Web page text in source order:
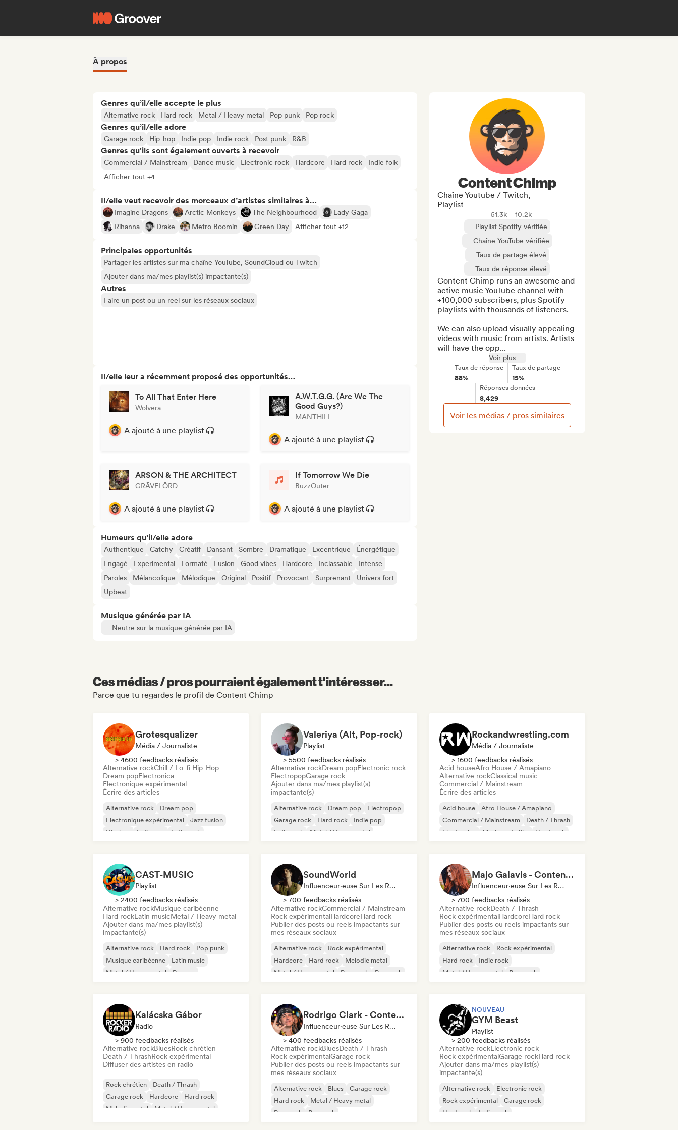
À propos
Genres qu’il/elle accepte le plus
Alternative rock Hard rock Metal / Heavy metal Pop punk Pop rock
Genres qu’il/elle adore
Garage rock Hip-hop Indie pop Indie rock Post punk R&B
Genres qu'ils sont également ouverts à recevoir
Commercial / Mainstream Dance music Electronic rock Hardcore Hard rock
Indie folk
Afficher tout +4
Il/elle veut recevoir des morceaux d’artistes similaires à…
Imagine Dragons Arctic Monkeys The Neighbourhood
Lady Gaga
Rihanna
Drake Metro Boomin Green Day Afficher tout +12
Principales opportunités
Partager les artistes sur ma chaîne YouTube, SoundCloud ou Twitch
Ajouter dans ma/mes playlist(s) impactante(s)
Autres
Faire un post ou un reel sur les réseaux sociaux
Il/elle leur a récemment proposé des opportunités…
To All That Enter Here
Wolvera
A ajouté à une playlist
A.W.T.G.G. (Are We The
Good Guys?)
MANTHILL
A ajouté à une playlist
ARSON & THE ARCHITECT
GRĀVELŌRD
A ajouté à une playlist
If Tomorrow We Die
BuzzOuter
A ajouté à une playlist
Humeurs qu’il/elle adore
Authentique Catchy Créatif Dansant Sombre Dramatique Excentrique
Énergétique
Engagé
Experimental Formaté Fusion Good vibes Hardcore Inclassable
Intense
Paroles
Mélancolique Mélodique Original Positif Provocant Surprenant
Univers fort
Upbeat
Musique générée par IA
Neutre sur la musique générée par IA
Content Chimp
Chaîne Youtube / Twitch,
Playlist
51.3k
10.2k
Playlist Spotify vérifiée
Chaîne YouTube vérifiée
Taux de partage élevé
Taux de réponse élevé
Content Chimp runs an awesome and
active music YouTube channel with
+100,000 subscribers, plus Spotify
playlists with thousands of listeners.
We can also upload visually appealing
videos with music from artists. Artists
will have the opp...
Voir plus
Taux de réponse
88%
Taux de partage
15%
Réponses données
8,429
Voir les médias / pros similaires
Ces médias / pros pourraient également t'intéresser...
Parce que tu regardes le profil de Content Chimp
Grotesqualizer
Média / Journaliste
> 4600 feedbacks réalisés
Alternative rockChill / Lo-fi Hip-Hop
Dream popElectronica
Electronique expérimental
Écrire des articles
Alternative rock
Dream pop
Electronique expérimental
Jazz fusion
Hip-hop
Indie pop
Indie rock
Valeriya (Alt, Pop-rock)
Playlist
> 5500 feedbacks réalisés
Alternative rockDream popElectronic rock
ElectropopGarage rock
Ajouter dans ma/mes playlist(s)
impactante(s)
Alternative rock Dream pop
Electropop
Garage rock
Hard rock
Indie pop
Indie rock
Metal / Heavy metal
Rockandwrestling.com
Média / Journaliste
> 1600 feedbacks réalisés
Acid houseAfro House / Amapiano
Alternative rockClassical music
Commercial / Mainstream
Écrire des articles
Acid house
Afro House / Amapiano
Commercial / Mainstream
Death / Thrash
Electronica
Musique de film
Hard rock
CAST-MUSIC
Playlist
> 2400 feedbacks réalisés
Alternative rockMusique caribéenne
Hard rockLatin musicMetal / Heavy metal
Ajouter dans ma/mes playlist(s)
impactante(s)
Alternative rock Hard rock
Pop punk
Musique caribéenne
Latin music
Metal / Heavy metal
Reggae
SoundWorld
Influenceur·euse Sur Les Réseaux Sociaux
> 700 feedbacks réalisés
Alternative rockCommercial / Mainstream
Rock expérimentalHardcoreHard rock
Publier des posts ou reels impactants sur
mes réseaux sociaux
Alternative rock
Rock expérimental
Hardcore
Hard rock
Melodic metal
Metal / Heavy metal
Pop punk Pop rock
Majo Galavis - Content Creator
Influenceur·euse Sur Les Réseaux Sociaux
> 700 feedbacks réalisés
Alternative rockDeath / Thrash
Rock expérimentalHardcoreHard rock
Publier des posts ou reels impactants sur
mes réseaux sociaux
Alternative rock
Rock expérimental
Hard rock
Indie rock
Metal / Heavy metal
Pop punk
Kalácska Gábor
Radio
> 900 feedbacks réalisés
Alternative rockBluesRock chrétien
Death / ThrashRock expérimental
Diffuser des artistes en radio
Rock chrétien
Death / Thrash
Garage rock
Hardcore
Hard rock
Melodic metal
Metal / Heavy metal
Rodrigo Clark - Content Creator
Influenceur·euse Sur Les Réseaux Sociaux
> 400 feedbacks réalisés
Alternative rockBluesDeath / Thrash
Rock expérimentalGarage rock
Publier des posts ou reels impactants sur
mes réseaux sociaux
Alternative rock Blues
Garage rock
Hard rock
Metal / Heavy metal
Pop punk
Pop rock
NOUVEAU
GYM Beast
Playlist
> 200 feedbacks réalisés
Alternative rockElectronic rock
Rock expérimentalGarage rockHard rock
Ajouter dans ma/mes playlist(s)
impactante(s)
Alternative rock
Electronic rock
Rock expérimental
Garage rock
Hard rock
Indie rock